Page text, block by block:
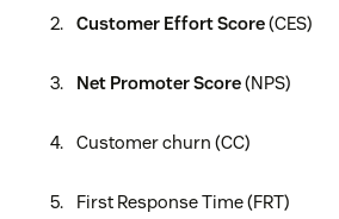
Customer Effort Score(CES)
Net Promoter Score(NPS)
Customer churn (CC)
First Response Time (FRT)